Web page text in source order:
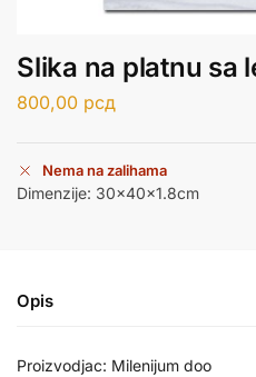
Slika na platnu sa
800,00 рсд
Nema na zalihama
Dimenzije: 30x40x1.8cm
Opis
Proizvodjac: Milenijum doo